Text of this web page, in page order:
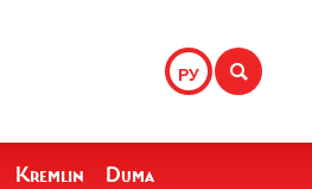
РУ
Kremlin Duma